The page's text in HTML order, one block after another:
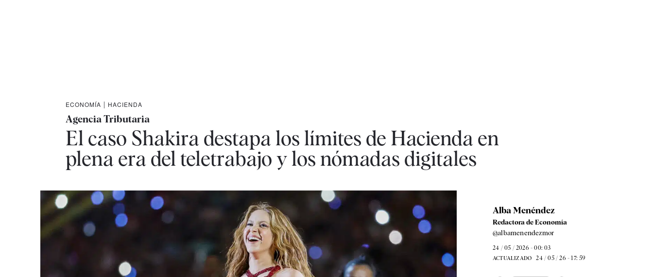
ECONOMÍA | HACIENDA
Agencia Tributaria
El caso Shakira destapa los límites de Hacienda en
plena era del teletrabajo y los nómadas digitales
Alba Menéndez
Redactora de Economía
@albamenendezmor
24 / 05 / 2026 - 00: 03
ACTUALIZADO 24 / 05 / 26 - 17: 59